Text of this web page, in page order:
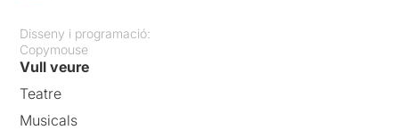
Disseny i programació:
Copymouse
Vull veure
Teatre
Musicals